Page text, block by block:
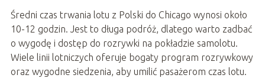
Średni czas trwania lotu z Polski do Chicago wynosi około
10-12 godzin. Jest to długa podróż, dlatego warto zadbać
o wygodę i dostęp do rozrywki na pokładzie samolotu.
Wiele linii lotniczych oferuje bogaty program rozrywkowy
oraz wygodne siedzenia, aby umilić pasażerom czas lotu.